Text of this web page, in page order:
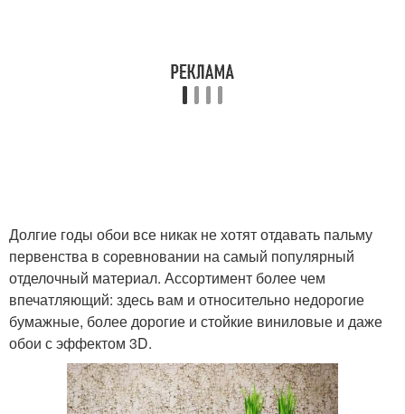
Долгие годы обои все никак не хотят отдавать пальму
первенства в соревновании на самый популярный
отделочный материал. Ассортимент более чем
впечатляющий: здесь вам и относительно недорогие
бумажные, более дорогие и стойкие виниловые и даже
обои с эффектом 3D.